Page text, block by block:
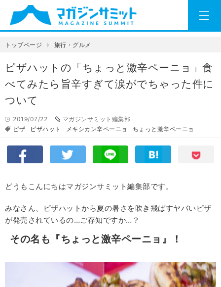
トップページ 旅行・グルメ
ピザハットの「ちょっと激辛ペーニョ」食
べてみたら旨辛すぎて涙がでちゃった件に
ついて
2019/07/22
マガジンサミット編集部
ピザ
ピザハット メキシカン辛ペーニョ ちょっと激辛ペーニョ
どうもこんにちはマガジンサミット編集部です。
みなさん、ピザハットから夏の暑さを吹き飛ばすヤバいピザ
が発売されているの…ご存知ですか…？
その名も『ちょっと激辛ペーニョ』！